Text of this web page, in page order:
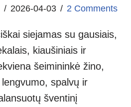
2026-04-03 2 Comments
siejamas su gausiais,
kiaušiniais ir
šeimininkė žino,
spalvų ir
šventinį